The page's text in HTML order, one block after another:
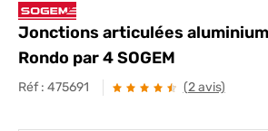
Jonctions articulées
Rondo par 4 SOGEM
Réf : 475691 (2 avis)